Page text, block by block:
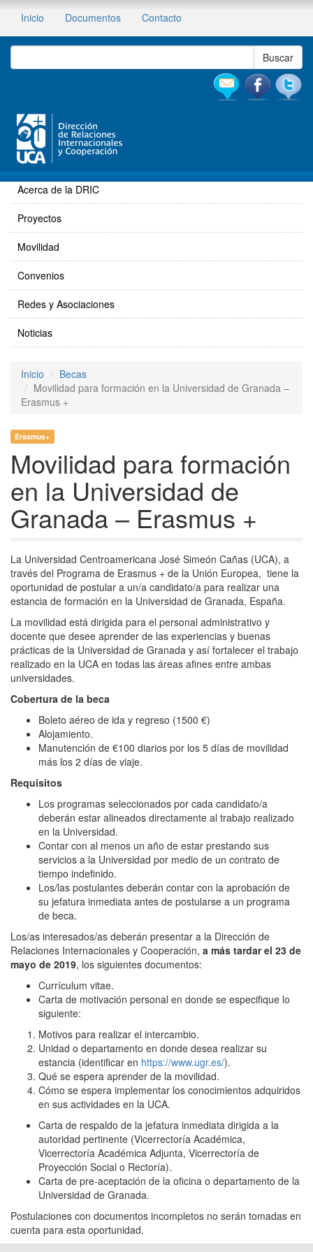
Inicio Documentos Contacto
Acerca de la DRIC
Proyectos
Movilidad
Convenios
Redes y Asociaciones
Noticias
Inicio
Becas
Movilidad para formación en la Universidad de Granada –
Erasmus +
Erasmus+
Movilidad para formación
en la Universidad de
Granada – Erasmus +
La Universidad Centroamericana José Simeón Cañas (UCA), a
través del Programa de Erasmus + de la Unión Europea, tiene la
oportunidad de postular a un/a candidato/a para realizar una
estancia de formación en la Universidad de Granada, España.
La movilidad está dirigida para el personal administrativo y
docente que desee aprender de las experiencias y buenas
prácticas de la Universidad de Granada y así fortalecer el trabajo
realizado en la UCA en todas las áreas afines entre ambas
universidades.
Cobertura de la beca
Boleto aéreo de ida y regreso (1500 €)
Alojamiento.
Manutención de €100 diarios por los 5 días de movilidad
más los 2 días de viaje.
Requisitos
Los programas seleccionados por cada candidato/a
deberán estar alineados directamente al trabajo realizado
en la Universidad.
Contar con al menos un año de estar prestando sus
servicios a la Universidad por medio de un contrato de
tiempo indefinido.
Los/las postulantes deberán contar con la aprobación de
su jefatura inmediata antes de postularse a un programa
de beca.
Los/as interesados/as deberán presentar a la Dirección de
Relaciones Internacionales y Cooperación, a más tardar el 23 de
mayo de 2019, los siguientes documentos:
Currículum vitae.
Carta de motivación personal en donde se especifique lo
siguiente:
Motivos para realizar el intercambio.
Unidad o departamento en donde desea realizar su
estancia (identificar en https://www.ugr.es/).
Qué se espera aprender de la movilidad.
Cómo se espera implementar los conocimientos adquiridos
en sus actividades en la UCA.
Carta de respaldo de la jefatura inmediata dirigida a la
autoridad pertinente (Vicerrectoría Académica,
Vicerrectoría Académica Adjunta, Vicerrectoría de
Proyección Social o Rectoría).
Carta de pre-aceptación de la oficina o departamento de la
Universidad de Granada.
Postulaciones con documentos incompletos no serán tomadas en
cuenta para esta oportunidad.